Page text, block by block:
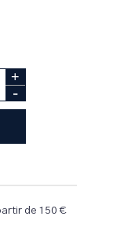
+
-
de 150 €